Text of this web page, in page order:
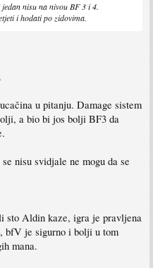
nisu na nivou BF 3 i 4.
i hodati po zidovima.
u pitanju. Damage sistem
a bio bi jos bolji BF3 da
nisu svidjale ne mogu da se
sto Aldin kaze, igra je pravljena
bfV je sigurno i bolji u tom
mana.